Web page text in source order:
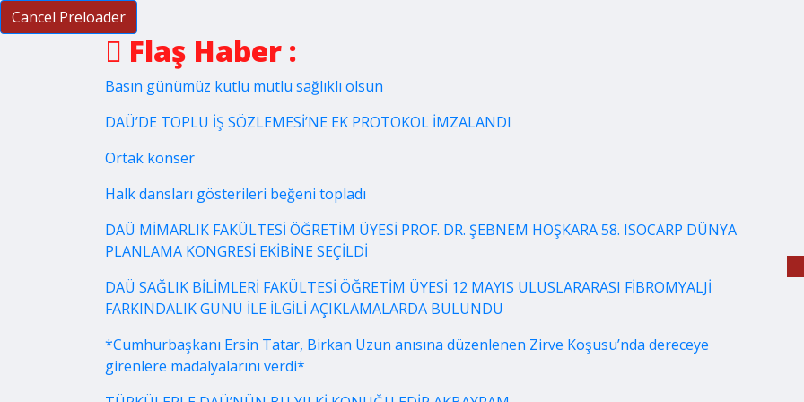
Cancel Preloader
Flaş Haber :
Basın günümüz kutlu mutlu sağlıklı olsun
DAÜ’DE TOPLU İŞ SÖZLEMESİ’NE EK PROTOKOL İMZALANDI
Ortak konser
Halk dansları gösterileri beğeni topladı
DAÜ MİMARLIK FAKÜLTESİ ÖĞRETİM ÜYESİ PROF. DR. ŞEBNEM HOŞKARA 58. ISOCARP DÜNYA
PLANLAMA KONGRESİ EKİBİNE SEÇİLDİ
DAÜ SAĞLIK BİLİMLERİ FAKÜLTESİ ÖĞRETİM ÜYESİ 12 MAYIS ULUSLARARASI FİBROMYALJİ
FARKINDALIK GÜNÜ İLE İLGİLİ AÇIKLAMALARDA BULUNDU
*Cumhurbaşkanı Ersin Tatar, Birkan Uzun anısına düzenlenen Zirve Koşusu’nda dereceye
girenlere madalyalarını verdi*